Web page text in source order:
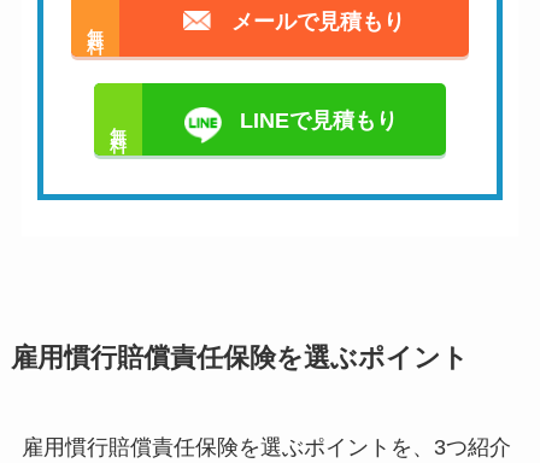
メールで見積もり
LINEで見積もり
雇用慣行賠償責任保険を選ぶポイント
雇用慣行賠償責任保険を選ぶポイントを、3つ紹介